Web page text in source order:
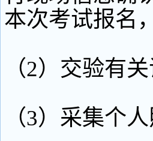
本次考试报名
（2）交验有
（3）采集个